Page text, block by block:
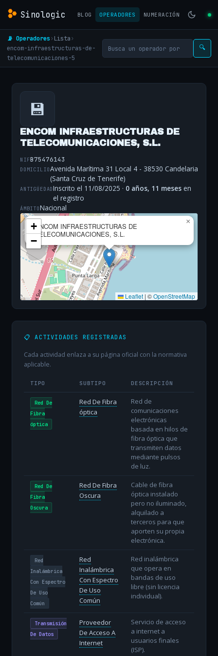
Sinologic BLOG OPERADORES NUMERACIÓN
📡 Operadores› Lista›
encom-infraestructuras-de-
telecomunicaciones-5
🔍
💾
ENCOM INFRAESTRUCTURAS DE
TELECOMUNICACIONES, S.L.
NIFB75476143
DOMICILIOAvenida Marítima 31 Local 4 - 38530 Candelaria
(Santa Cruz de Tenerife)
ANTIGÜEDADInscrito el 11/08/2025 · 0 años, 11 meses en
el registro
ÁMBITONacional
ENCOM INFRAESTRUCTURAS DE
TELECOMUNICACIONES, S.L.
×
+
−
Leaflet | ©OpenStreetMap
📋 ACTIVIDADES REGISTRADAS
Cada actividad enlaza a su página oficial con la normativa
aplicable.
TIPO SUBTIPO DESCRIPCIÓN
Red De
Fibra
óptica
Red De Fibra
óptica
Red de
comunicaciones
electrónicas
basada en hilos de
fibra óptica que
transmiten datos
mediante pulsos
de luz.
Red De
Fibra
Oscura
Red De Fibra
Oscura
Cable de fibra
óptica instalado
pero no iluminado,
alquilado a
terceros para que
aporten su propia
electrónica.
Red
Inalámbrica
Con Espectro
De Uso
Común
Red
Inalámbrica
Con Espectro
De Uso
Común
Red inalámbrica
que opera en
bandas de uso
libre (sin licencia
individual).
Transmisión
De Datos
Proveedor
De Acceso A
Internet
Servicio de acceso
a internet a
usuarios finales
(ISP).